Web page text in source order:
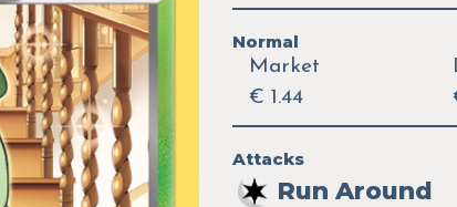
Normal
Market
€ 1.44
Attacks
Run Around